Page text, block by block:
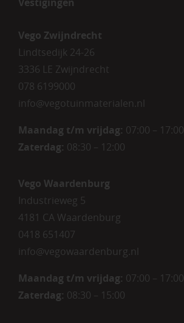
Vego Zwijndrecht
Lindtsedijk 24-26
3336 LE Zwijndrecht
078 6199000
info@vegotuinmaterialen.nl
Maandag t/m vrijdag: 07:00 – 17:00
Zaterdag: 08:30 – 12:00
Vego Waardenburg
Industrieweg 5
4181 CA Waardenburg
0418 651407
info@vegowaardenburg.nl
Maandag t/m vrijdag: 07:00 – 17:00
Zaterdag: 08:30 – 15:00